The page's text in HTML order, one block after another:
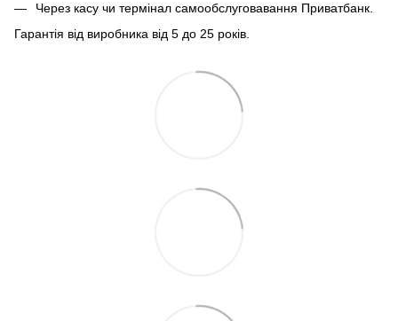
Через касу чи термінал самообслуговавання Приватбанк.
Гарантія від виробника від 5 до 25 років.